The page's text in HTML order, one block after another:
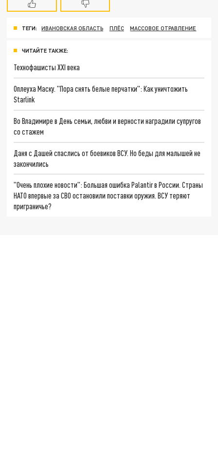
ТЕГИ: ИВАНОВСКАЯ ОБЛАСТЬ ПЛЁС МАССОВОЕ ОТРАВЛЕНИЕ
ЧИТАЙТЕ ТАКЖЕ:
Технофашисты XXI века
Оплеуха Маску. "Пора снять белые перчатки": Как уничтожить
Starlink
Во Владимире в День семьи, любви и верности наградили супругов
со стажем
Даня с Дашей спаслись от боевиков ВСУ. Но беды для малышей не
закончились
"Очень плохие новости": Большая ошибка Palantir в России. Страны
НАТО впервые за СВО остановили поставки оружия. ВСУ теряют
приграничье?